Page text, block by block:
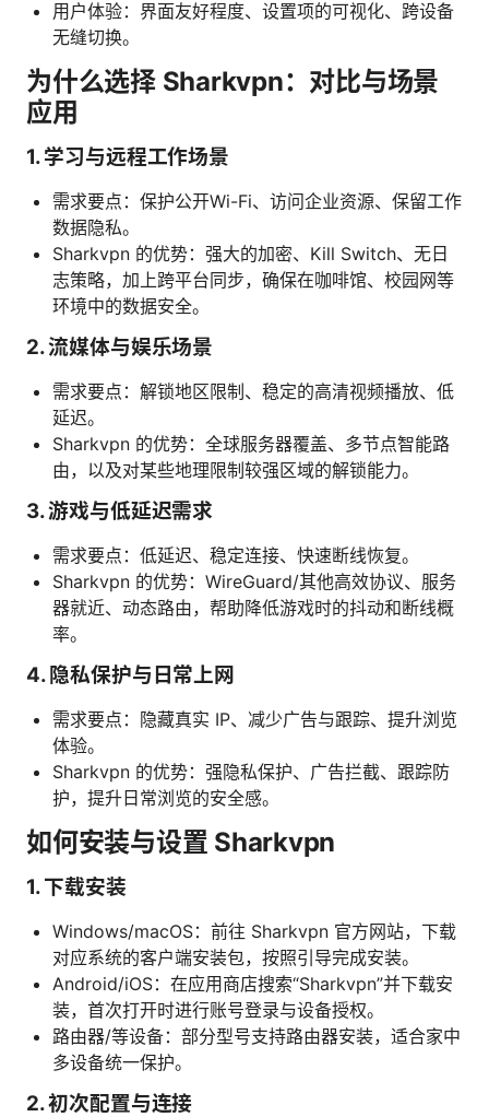
用户体验：界面友好程度、设置项的可视化、跨设备
无缝切换。
为什么选择 Sharkvpn：对比与场景
应用
1. 学习与远程工作场景
需求要点：保护公开Wi-Fi、访问企业资源、保留工作
数据隐私。
Sharkvpn 的优势：强大的加密、Kill Switch、无日
志策略，加上跨平台同步，确保在咖啡馆、校园网等
环境中的数据安全。
2. 流媒体与娱乐场景
需求要点：解锁地区限制、稳定的高清视频播放、低
延迟。
Sharkvpn 的优势：全球服务器覆盖、多节点智能路
由，以及对某些地理限制较强区域的解锁能力。
3. 游戏与低延迟需求
需求要点：低延迟、稳定连接、快速断线恢复。
Sharkvpn 的优势：WireGuard/其他高效协议、服务
器就近、动态路由，帮助降低游戏时的抖动和断线概
率。
4. 隐私保护与日常上网
需求要点：隐藏真实 IP、减少广告与跟踪、提升浏览
体验。
Sharkvpn 的优势：强隐私保护、广告拦截、跟踪防
护，提升日常浏览的安全感。
如何安装与设置 Sharkvpn
1. 下载安装
Windows/macOS：前往 Sharkvpn 官方网站，下载
对应系统的客户端安装包，按照引导完成安装。
Android/iOS：在应用商店搜索“Sharkvpn”并下载安
装，首次打开时进行账号登录与设备授权。
路由器/等设备：部分型号支持路由器安装，适合家中
多设备统一保护。
2. 初次配置与连接